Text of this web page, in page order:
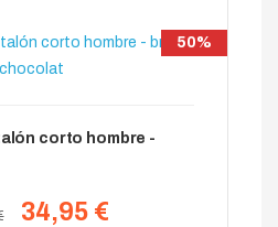
50%
corto hombre -
34,95 €